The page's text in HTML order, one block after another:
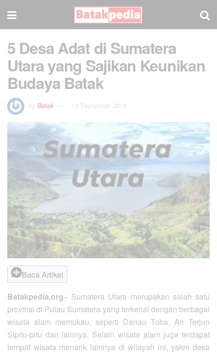
5 Desa Adat di Sumatera
Utara yang Sajikan Keunikan
Budaya Batak
by Batak 13 September 2019
Baca Artikel
Batakpedia.org– Sumatera Utara merupakan salah satu
provinsi di Pulau Sumatera yang terkenal dengan berbagai
wisata alam memukau, seperti Danau Toba, Air Terjun
Sipitu-pitu dan lainnya. Selain wisata alam juga terdapat
tempat wisata menarik lainnya di wilayah ini, yakni desa